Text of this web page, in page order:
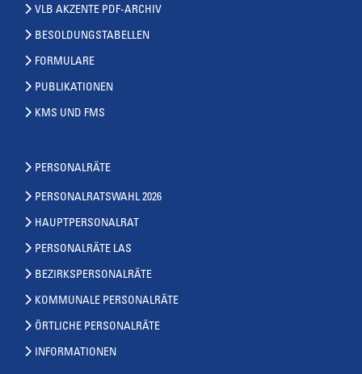
VLB AKZENTE PDF-ARCHIV
BESOLDUNGSTABELLEN
FORMULARE
PUBLIKATIONEN
KMS UND FMS
PERSONALRÄTE
PERSONALRATSWAHL 2026
HAUPTPERSONALRAT
PERSONALRÄTE LAS
BEZIRKSPERSONALRÄTE
KOMMUNALE PERSONALRÄTE
ÖRTLICHE PERSONALRÄTE
INFORMATIONEN